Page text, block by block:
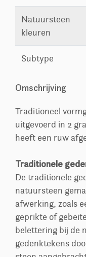
Natuursteen
kleuren
Subtype
Omschrijving
Traditioneel
uitgevoerd in 2
heeft een ruw
Traditionele
De traditionele
natuursteen
afwerking, zoals
geprikte of
belettering bij de
gedenktekens